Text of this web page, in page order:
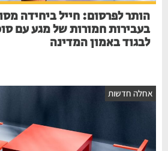
הותר לפרסום: חייל ביחידה
בעבירות חמורות של מגע עם סוכן
לבגוד באמון המדינה
חדשות